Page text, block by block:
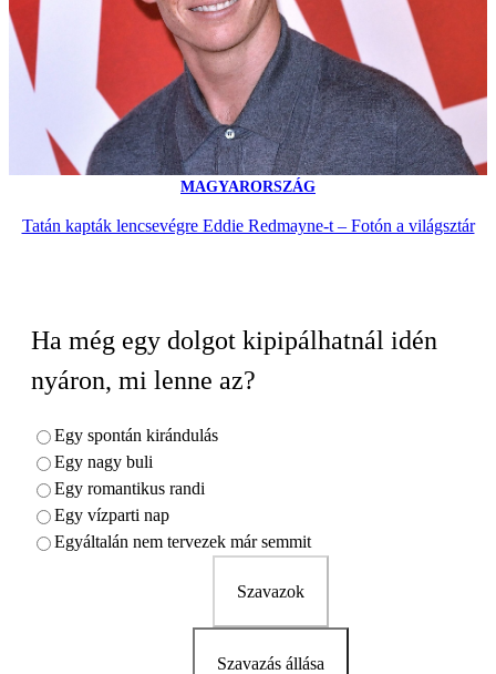
MAGYARORSZÁG
Tatán kapták lencsevégre Eddie Redmayne-t – Fotón a világsztár
Ha még egy dolgot kipipálhatnál idén
nyáron, mi lenne az?
Egy spontán kirándulás
Egy nagy buli
Egy romantikus randi
Egy vízparti nap
Egyáltalán nem tervezek már semmit
Szavazok
Szavazás állása